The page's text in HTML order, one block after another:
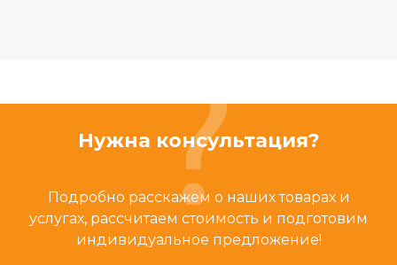
Нужна консультация?
Подробно расскажем о наших товарах и
услугах, рассчитаем стоимость и подготовим
индивидуальное предложение!